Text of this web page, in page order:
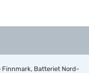
Finnmark, Batteriet Nord-